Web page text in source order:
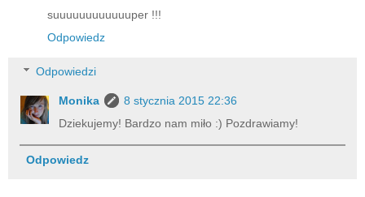
suuuuuuuuuuuuper !!!
Odpowiedz
Odpowiedzi
Monika
8 stycznia 2015 22:36
Dziekujemy! Bardzo nam miło :) Pozdrawiamy!
Odpowiedz